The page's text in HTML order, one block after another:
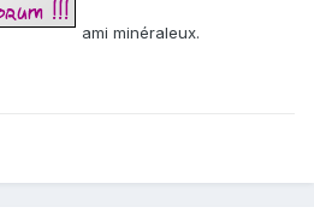
ami minéraleux.